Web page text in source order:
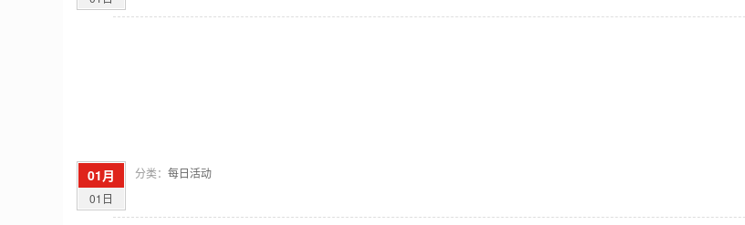
01月
01日
分类： 每日活动